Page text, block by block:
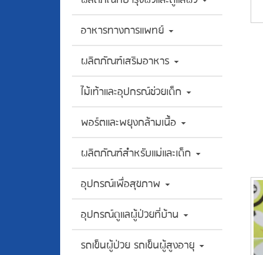
อาหารทางการแพทย์
ผลิตภัณฑ์เสริมอาหาร
ไม้เท้าและอุปกรณ์ช่วยเด็ก
พอร์ตและพยุงกล้ามเนื้อ
ผลิตภัณฑ์สำหรับแม่และเด็ก
อุปกรณ์เพื่อสุขภาพ
อุปกรณ์ดูแลผู้ป่วยที่บ้าน
รถเข็นผู้ป่วย รถเข็นผู้สูงอายุ